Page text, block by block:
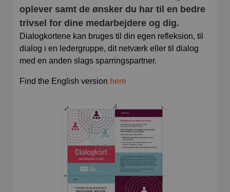
oplever samt de ønsker du har til en bedre
trivsel for dine medarbejdere og dig.
Dialogkortene kan bruges til din egen refleksion, til
dialog i en ledergruppe, dit netværk eller til dialog
med en anden slags sparringspartner.
Find the English version here